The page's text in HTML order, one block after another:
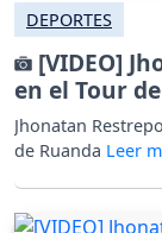
DEPORTES
[VIDEO]
en el Tour
Jhonatan
de Ruanda